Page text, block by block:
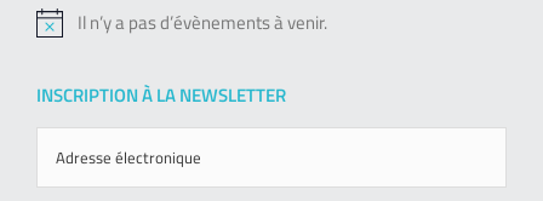
Notice
Il n’y a pas d’évènements à venir.
INSCRIPTION À LA NEWSLETTER